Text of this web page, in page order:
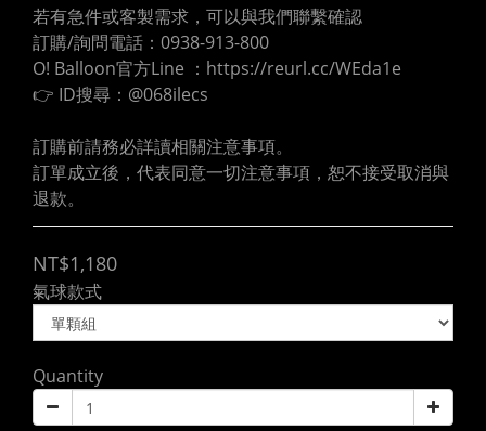
若有急件或客製需求，可以與我們聯繫確認
訂購/詢問電話：0938-913-800
O! Balloon官方Line ：https://reurl.cc/WEda1e
👉 ID搜尋：@068ilecs
訂購前請務必詳讀相關注意事項。
訂單成立後，代表同意一切注意事項，恕不接受取消與
退款。
NT$1,180
氣球款式
Quantity